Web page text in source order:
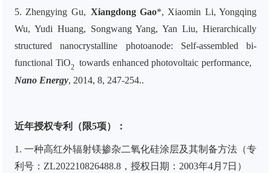
5. Zhengying Gu, Xiangdong Gao*, Xiaomin Li, Yongqing
Wu, Yudi Huang, Songwang Yang, Yan Liu, Hierarchically
structured nanocrystalline photoanode: Self-assembled bi-
functional TiO2 towards enhanced photovoltaic performance,
Nano Energy, 2014, 8, 247-254..
近年授权专利（限5项）：
1. 一种高红外辐射镁掺杂二氧化硅涂层及其制备方法（专
利号：ZL202210826488.8，授权日期：2003年4月7日）